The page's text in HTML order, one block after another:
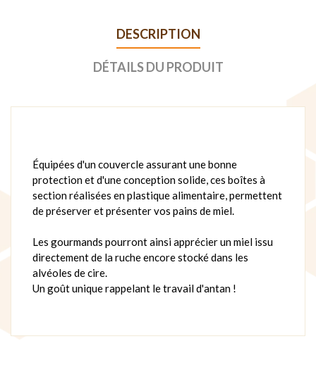
DESCRIPTION
DÉTAILS DU PRODUIT
Équipées d'un couvercle assurant une bonne
protection et d'une conception solide, ces boîtes à
section réalisées en plastique alimentaire, permettent
de préserver et présenter vos pains de miel.
Les gourmands pourront ainsi apprécier un miel issu
directement de la ruche encore stocké dans les
alvéoles de cire.
Un goût unique rappelant le travail d'antan !